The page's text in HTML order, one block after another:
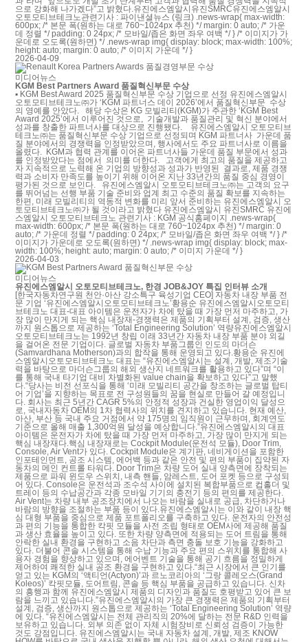
으로 강화해 나가겠다”고 밝혔다.유진에스엠알시유진SMRC유진에스엠알시
오토모티브테크노관련기사 : 파이낸셜뉴스 (링크) .news-wrap{ max-width:
600px; /* 본문 폭(원하는 대로 760~1024px 추천) */ margin: 0 auto; /* 가운
데 정렬 */ padding: 0 24px; /* 모바일/좁은 화면 좌우 여백 */ } /* 이미지가 가
운데로 오도록(원하면) */ .news-wrap img{ display: block; max-width: 100%;
height: auto; margin: 0 auto; /* 이미지 가운데 */ }
2026-04-09
미디어뉴스
KGM Best Partners Award 품질혁신부문 수상
▪ KGM Best Award 2025 품질혁신부문 수상 기업으로 선정 유진에스엠알시
오토모티브테크노㈜가 ‘KGM 파트너스 데이 2026’에서 품질혁신부문 수상
의 영예를 안았다. 해당 수상은 KG 모빌리티(KGM)가 주관한 ‘KGM Best
Award 2025’에서 이루어진 것으로, 기술개발과 품질관리 및 혁신 분야에서
성과를 창출한 파트너사를 대상으로 진행됐다. 유진에스엠알시 오토모티브
테크노㈜는 품질혁신부문 수상 기업으로 선정되며 KGM 파트너사 가운데 품
질 분야에서의 경쟁력을 인정받았으며, 행사에서도 주요 파트너사로 이름을
올렸다. KGM과 협력 관계를 이어온 파트너사들 가운데 품질 부문에서 성과
를 인정받았다는 점에서 의미를 더한다. 고객에게 최고의 품질을 제공하고
자 지속적으로 노력해 온 기업의 방향성과 성과가 반영된 결과로, 제품 경쟁
력과 소비자 만족도를 높이기 위해 이어온 지난 33년간의 품질 중심 경영이
평가된 것으로 보인다. 유진에스엠알시 오토모티브테크노㈜는 고객의 요구
를 뛰어넘는 선행 부품 기술 준비와 업계 최고 수준의 품질 확보를 지속하는
한편, 미래 모빌리티의 역동적 변화를 미리 앞서 준비하는 유진에스엠알시 오
토모티브테크노㈜가 될 것이라고 밝혔다 유진에스엠알시 유진SMRC 유진에
스엠알시 오토모티브테크노 관련기사 : KGM 공식홈페이지 .news-wrap{
max-width: 600px; /* 본문 폭(원하는 대로 760~1024px 추천) */ margin: 0
auto; /* 가운데 정렬 */ padding: 0 24px; /* 모바일/좁은 화면 좌우 여백 */ } /*
이미지가 가운데로 오도록(원하면) */ .news-wrap img{ display: block; max-
width: 100%; height: auto; margin: 0 auto; /* 이미지 가운데 */ }
2026-04-03
미디어뉴스
유진에스엠알시 오토모티브테크노, 한경 JOB&JOY 특집 인터뷰 소개
[한국자동차연구원 천안·아산 강소특구 육성기업 CEO] 자동차 내장 부품 전
문 기업 ‘유진에스엠알시오토모티브테크노’황용순 유진에스엠알시오토모티
브테크노 대표-대표 아이템은 운전자가 차에 탔을 때 가장 먼저 마주하고, 가
장 많이 만지게 되는 핵심 내장재-경쟁력은 제품의 기획부터 설계, 검증, 생산
까지 원스톱으로 제공하는 ‘Total Engineering Solution’ 역량유진에스엠알시
오토모티브테크노는 1992년 창립 이래 33년간 자동차 내장 부품 분야 외길
을 걸어온 전문 기업이다. 글로벌 자동차 부품그룹인 인도의 마더슨
(Samvardhana Motherson)과의 합작을 통해 운영되고 있다.황용순 유진에
스엠알시오토모티브테크노 대표는 “유진에스엠알시는 설계, 개발, 제조기술
력을 바탕으로 마더슨그룹의 해외 생산지 네트워크를 활용하고 있다”며 “이
를 통해 국내 타기업 대비 차별화된 value chain을 확보하고 있다”고 말했
다.“당사는 비전 선포식을 통해 ‘미래 모빌리티 공간을 창조하는 글로벌 탑티
어 기업’을 지향하는 목표로 전 구성원들의 꿈을 현실로 만들어 갈 예정입니
다. 회사는 최근 5년간 CAGR 5%의 안정적 성장과 건실한 영업이익 달성으
로, 국내자동차 OEM의 1차 협력사의 위치를 견지하고 있습니다. 현재 예산,
아산, 부산 등 국내 주요 거점에서 약 175명의 임직원이 근무하며, 회계연도
기준으로 올해 매출 1,300억원 달성을 예상합니다.”유진에스엠알시의 대표
아이템은 운전자가 차에 탔을 때 가장 먼저 마주하고, 가장 많이 만지게 되는
핵심 내장재다.핵심 내장재로는 Cockpit Module(운전석 모듈), Door Trim,
Console, Air Vent가 있다. Cockpit Module은 계기판, 네비게이션을 포함한
인포테인먼트, 공조 시스템, 에어백 등과 같은 안전 및 편의 부품이 집약된 자
동차의 메인 컨트롤 타워다. Door Trim은 차량 도어 실내 양측면에 장착되는
제품으로 파워 윈도우 스위치, 내측 핸들, 암레스트, 도어 포켓 등으로 구성되
어 있다. Console은 운전석과 조수석 사이에 설치된 복합부품으로 컵홀더 및
트레이 등의 수납공간과 각종 모바일 기기의 충전기 등의 편의를 제공한다.
Air Vent는 차량 내부 공조장치에서 나오는 바람을 실내로 공급, 차단하거나
바람의 방향을 조절하는 부품 등이 있다.유진에스엠알시는 이와 같이 내장 핵
심 대형 부품을 중심으로 제품 포트폴리오를 구축하고 있다. 운전자의 안전성
과 편의 기능을 통합한 칵핏 모듈을 사전 조립 형태로 OEM사에 제공해 품질
과 생산 효율을 높이고 있다. 또한 차량 양측면에 적용되는 도어 트림을 통해
안락한 실내 환경을 구현하고 소음 차단과 측면 충돌 보호 기능을 강화하고
있다. 더불어 콘솔 시스템을 통해 수납 기능과 주요 편의 스위치를 통합해 사
용자 경험을 향상하고 있으며, 에어벤트 기술을 통해 공기 흐름을 정밀하게
제어하여 쾌적한 실내 공조 환경을 구현하고 있다.“최근 시장에서 큰 인기를
얻고 있는 KGM의 ‘액티언(Actyon)’과 르노코리아의 ‘그랑 콜레오스(Grand
Koleos)’ 칵핏모듈, 도어트림, 콘솔 등 핵심 부품을 공급하고 있습니다. 신차
의 흥행과 함께 유진에스엠알시 제품의 디자인과 품질도 호평받고 있어 큰 보
람을 느끼고 있습니다.”유진에스엠알시의 가장 큰 경쟁력은 제품의 기획부터
설계, 검증, 생산까지 원스톱으로 제공하는 ‘Total Engineering Solution’ 역량
에 있다. “유진에스엠알시는 전체 관리직의 20%에 달하는 전문 R&D 인력을
보유하고 있습니다. 외부 의존 없이 자체 시험장비로 신뢰성 검증이 가능한
것도 강점입니다. 유진에스엠알시는 국내 자동차 설계, 개발, 제조 KNOW